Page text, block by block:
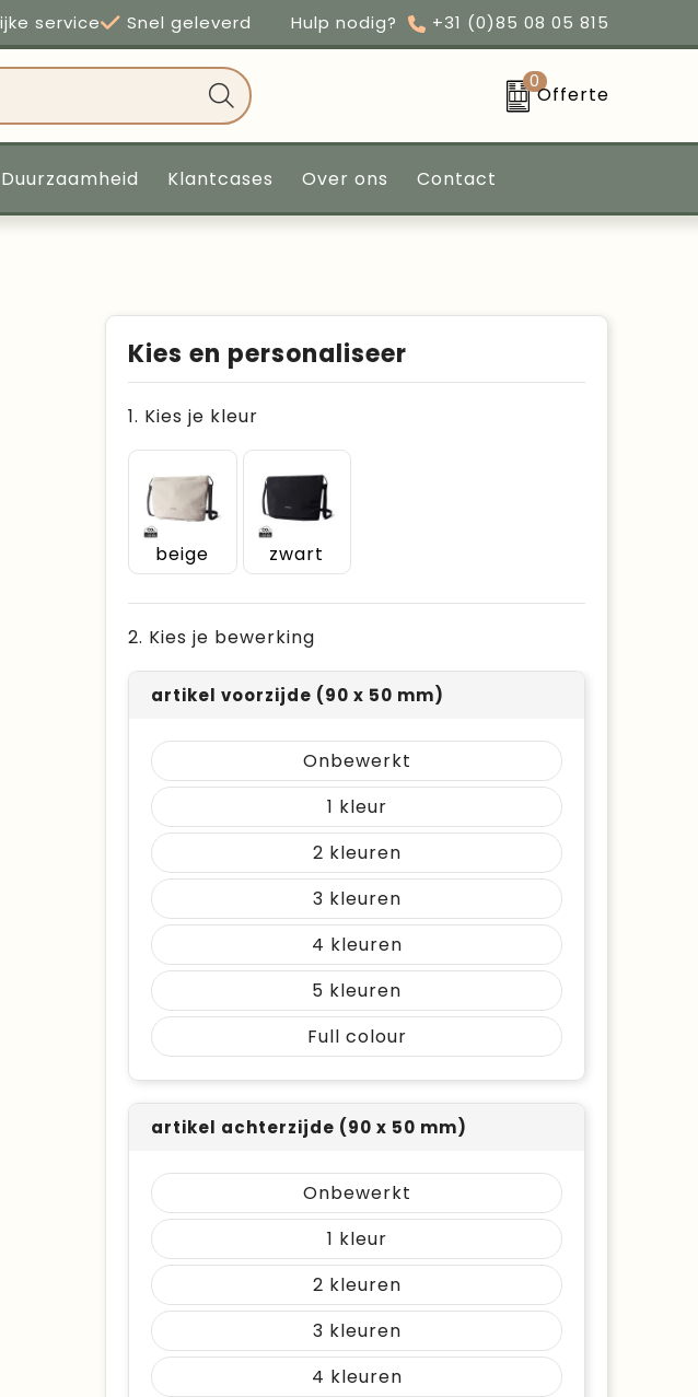
service Snel geleverd Hulp nodig? +31 (0)85 08 05 815
0
Offerte
Duurzaamheid Klantcases Over ons Contact
Kies en personaliseer
1. Kies je kleur
beige zwart
2. Kies je bewerking
artikel voorzijde (90 x 50 mm)
Onbewerkt
1
2
3
4
5
Full colour
artikel achterzijde (90 x 50 mm)
Onbewerkt
1
2
3
4